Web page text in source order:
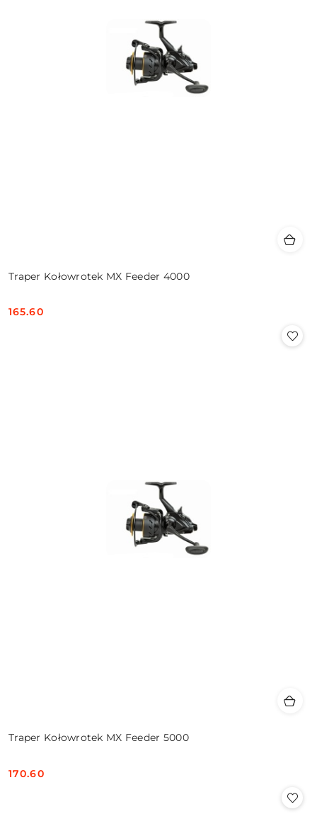
Traper Kołowrotek MX Feeder 4000
Cena:
165.60
Traper Kołowrotek MX Feeder 5000
Cena:
170.60